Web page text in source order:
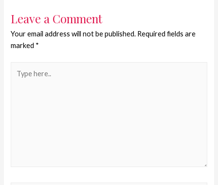
Leave a Comment
Your email address will not be published. Required fields are
marked *